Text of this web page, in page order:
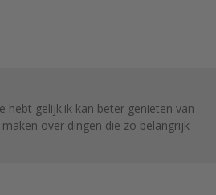
hebt gelijk.ik kan beter genieten van
over dingen die zo belangrijk